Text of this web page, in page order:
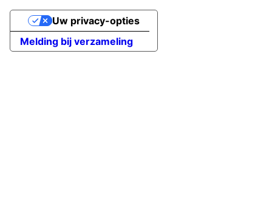
Melding bij verzameling
Uw privacy-opties